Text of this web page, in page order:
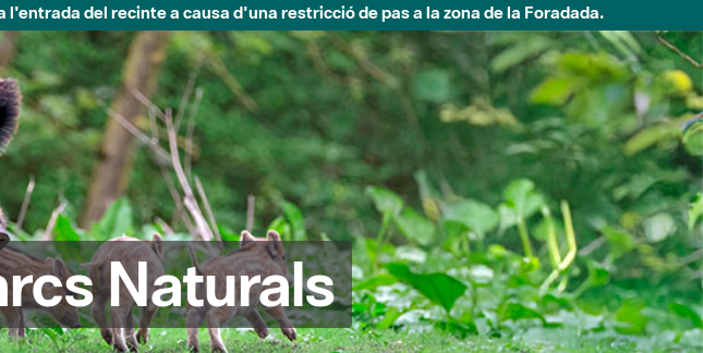
del recinte a causa d'una restricció de pas a la zona de la Foradada.
Naturals